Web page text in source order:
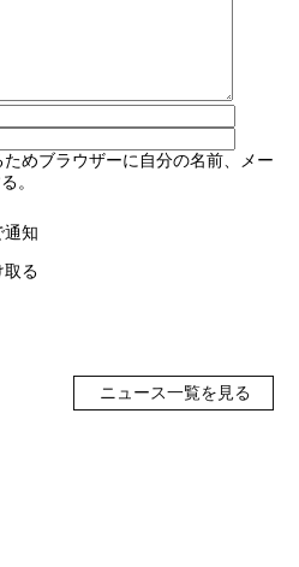
めブラウザーに自分の名前、メー
。
通知
取る
ニュース一覧を見る